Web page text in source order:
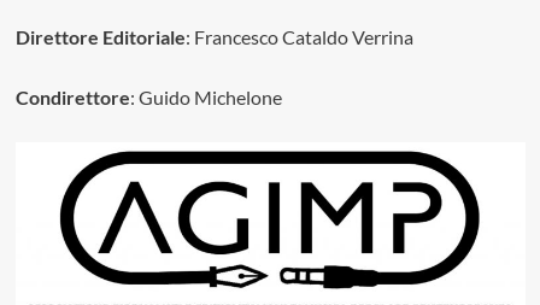
Direttore Editoriale: Francesco Cataldo Verrina
Condirettore: Guido Michelone